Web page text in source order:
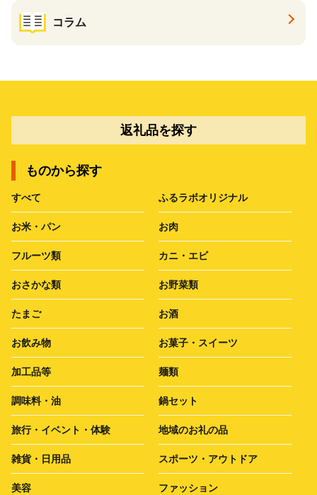
コラム
返礼品を探す
ものから探す
すべて ふるラボオリジナル
お米・パン お肉
フルーツ類 カニ・エビ
おさかな類 お野菜類
たまご お酒
お飲み物 お菓子・スイーツ
加工品等 麺類
調味料・油 鍋セット
旅行・イベント・体験 地域のお礼の品
雑貨・日用品 スポーツ・アウトドア
美容 ファッション